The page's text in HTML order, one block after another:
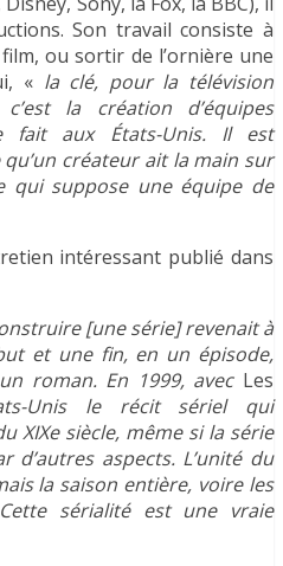
Son travail consiste à
ou sortir de l’ornière une
« la clé, pour la télévision
la création d’équipes
fait aux États-Unis. Il est
créateur ait la main sur
qui suppose une équipe de
intéressant publié dans
[une série] revenait à
et une fin, en un épisode,
roman. En 1999, avec Les
Unis le récit sériel qui
XIXe siècle, même si la série
d’autres aspects. L’unité du
la saison entière, voire les
sérialité est une vraie